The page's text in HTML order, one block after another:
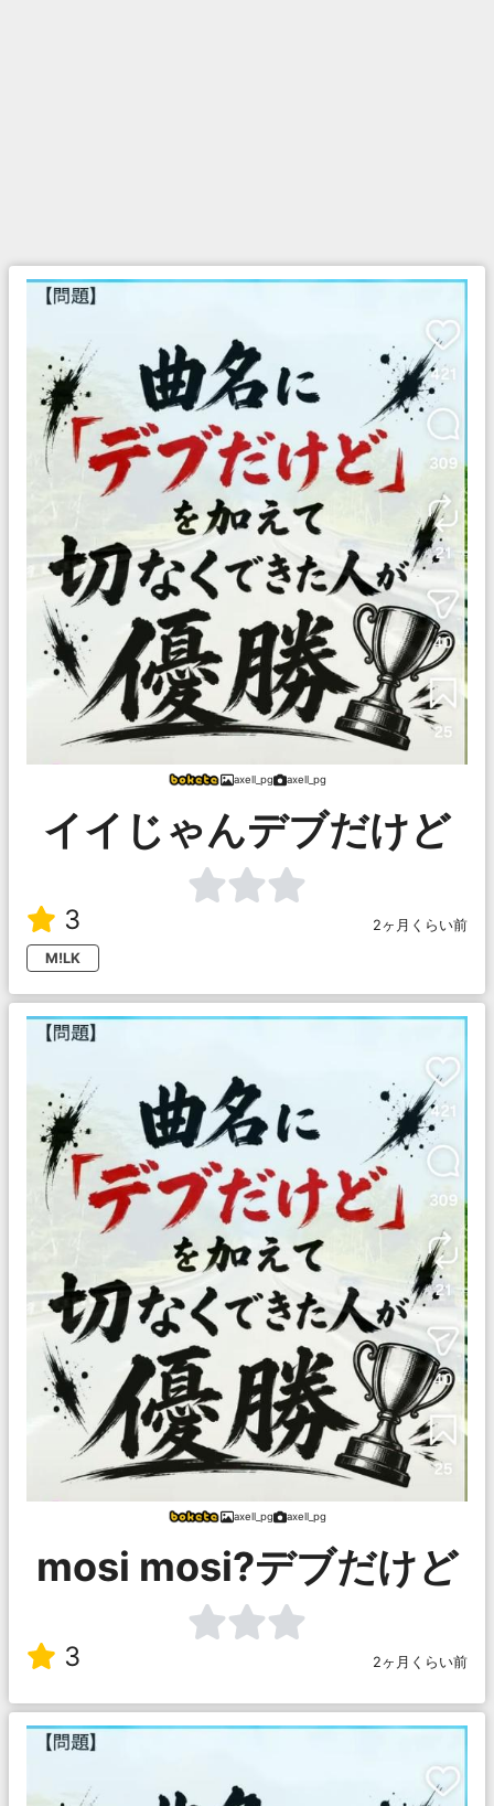
axell_pg axell_pg
イイじゃんデブだけど
3
2ヶ月くらい前
M!LK
axell_pg axell_pg
mosi mosi?デブだけど
3 2ヶ月くらい前